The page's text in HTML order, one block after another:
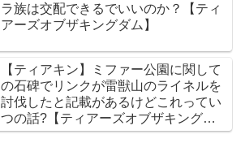
ラ族は交配できるでいいのか？【ティ
アーズオブザキングダム】
【ティアキン】ミファー公園に関して
の石碑でリンクが雷獣山のライネルを
討伐したと記載があるけどこれってい
つの話?【ティアーズオブザキングダ
ム】